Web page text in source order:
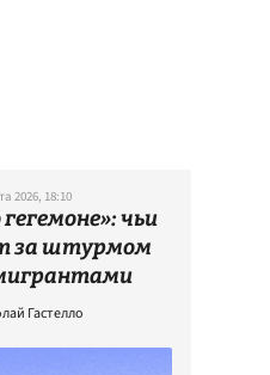
2026, 18:10
чьи
за штурмом
Гастелло